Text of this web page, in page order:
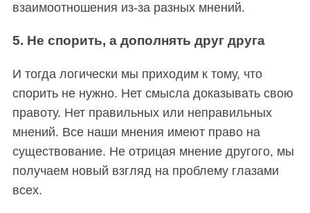
взаимоотношения из-за разных мнений.
5. Не спорить, а дополнять друг друга
И тогда логически мы приходим к тому, что
спорить не нужно. Нет смысла доказывать свою
правоту. Нет правильных или неправильных
мнений. Все наши мнения имеют право на
существование. Не отрицая мнение другого, мы
получаем новый взгляд на проблему глазами
всех.